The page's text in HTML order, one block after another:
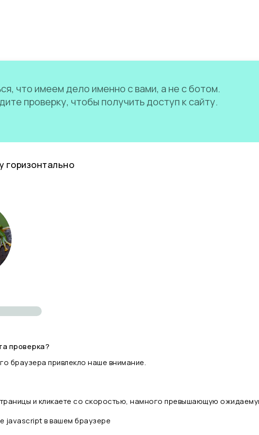
что имеем дело именно с вами, а не с ботом.
проверку, чтобы получить доступ к сайту.
горизонтально
проверка?
браузера привлекло наше внимание.
и кликаете со скоростью, намного превышающую
javascript в вашем браузере